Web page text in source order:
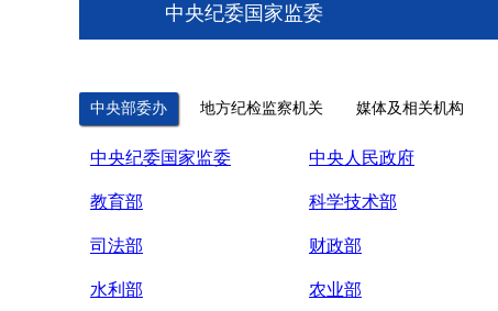
中央纪委国家监委
中央部委办 地方纪检监察机关 媒体及相关机构
中央纪委国家监委 中央人民政府
教育部 科学技术部
司法部 财政部
水利部 农业部